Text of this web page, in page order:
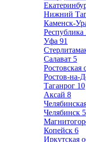
Нижний
Каменск-
Республика
Уфа 91
Салават 5
Ростовская
Ростов-на-
Таганрог 10
Аксай 8
Челябинск
Копейск 6
Иркутская